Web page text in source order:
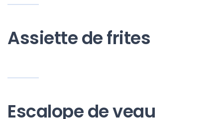
Assiette de frites
Escalope de veau